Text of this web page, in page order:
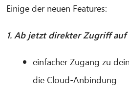
Einige der neuen Features:
1. Ab jetzt direkter Zugriff auf
einfacher Zugang zu
die Cloud-Anbindung